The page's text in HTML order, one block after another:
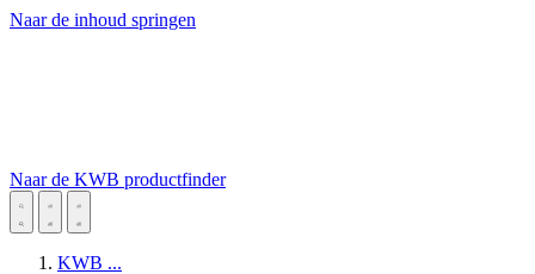
Naar de inhoud springen
Naar de KWB productfinder
KWB ...